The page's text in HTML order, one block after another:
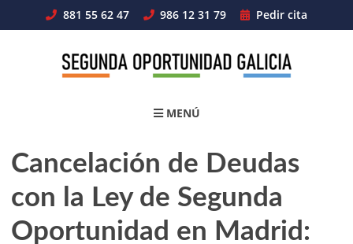
to
881 55 62 47 986 12 31 79 Pedir cita
MENÚ
Cancelación de Deudas
con la Ley de Segunda
Oportunidad en Madrid: